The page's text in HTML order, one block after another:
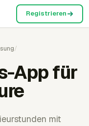
Registrieren
/
App für
mit